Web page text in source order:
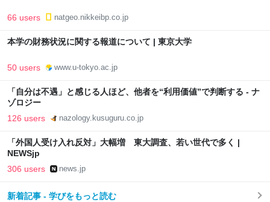
66 users natgeo.nikkeibp.co.jp
本学の財務状況に関する報道について | 東京大学
50 users www.u-tokyo.ac.jp
「自分は不遇」と感じる人ほど、他者を“利用価値”で判断する - ナ
ゾロジー
126 users nazology.kusuguru.co.jp
「外国人受け入れ反対」大幅増 東大調査、若い世代で多く |
NEWSjp
306 users news.jp
新着記事 - 学びをもっと読む